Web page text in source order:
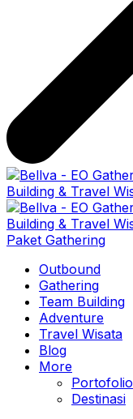
Paket Gathering
Outbound
Gathering
Team Building
Adventure
Travel Wisata
Blog
More
Portofolio
Destinasi